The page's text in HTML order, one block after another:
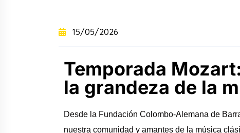
15/05/2026
Temporada
la grandeza de la
Desde la Fundación Colombo-Alemana de
nuestra comunidad y amantes de la música